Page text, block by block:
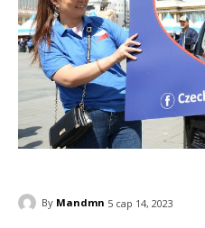
By Mandmn 5 сар 14, 2023